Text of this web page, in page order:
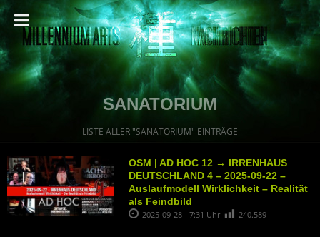
SANATORIUM
LISTE ALLER "SANATORIUM" EINTRÄGE
OSM | AD HOC 12 → IRRENHAUS
DEUTSCHLAND 4 – 2025-09-22 –
Auslaufmodell Wirklichkeit – Realität
als Feindbild
2025-09-28 - 7:31 Uhr 240.589